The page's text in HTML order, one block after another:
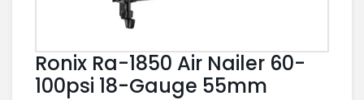
Ronix Ra-1850 Air Nailer 60-
100psi 18-Gauge 55mm